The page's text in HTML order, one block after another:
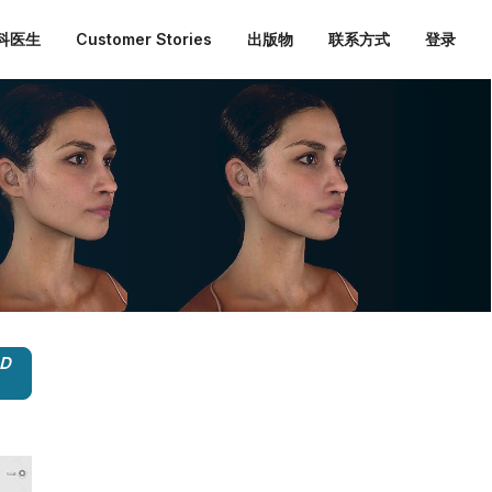
医生 Customer Stories 出版物 联系方式 登录